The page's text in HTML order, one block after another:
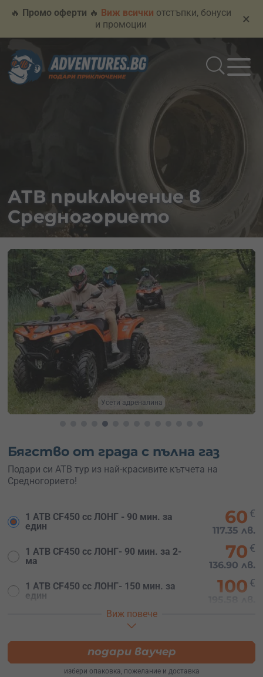
🔥 Промо оферти 🔥 Виж всички отстъпки, бонуси
и промоции
×
АТВ приключение в
Средногорието
Карай с приятели
Бягство от града с пълна газ
Подари си АТВ тур из най-красивите кътчета на
Средногорието!
1 АТВ CF450 cc ЛОНГ - 90 мин. за
един
60 €
117.35 лв.
1 АТВ CF450 cc ЛОНГ- 90 мин. за 2-
ма
70 €
136.90 лв.
1 АТВ CF450 cc ЛОНГ- 150 мин. за
един
100 €
1 АТВ CF450 cc ЛОНГ- 150 мин. за
1 АТВ CF450 cc ЛОНГ- 210 мин. за
един
Виж повече
подари ваучер
избери опаковка, пожелание и доставка